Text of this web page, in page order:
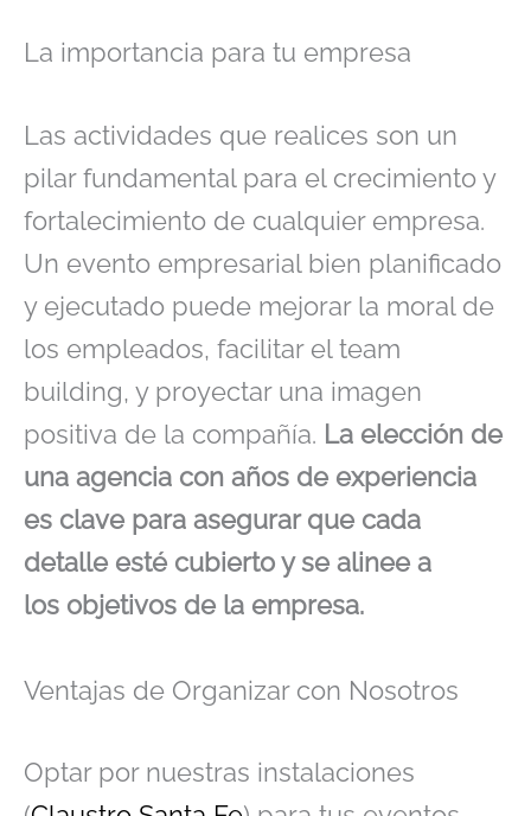
La importancia para tu empresa
Las actividades que realices son un
pilar fundamental para el crecimiento y
fortalecimiento de cualquier empresa.
Un evento empresarial bien planificado
y ejecutado puede mejorar la moral de
los empleados, facilitar el team
building, y proyectar una imagen
positiva de la compañía. La elección de
una agencia con años de experiencia
es clave para asegurar que cada
detalle esté cubierto y se alinee a
los objetivos de la empresa.
Ventajas de Organizar con Nosotros
Optar por nuestras instalaciones